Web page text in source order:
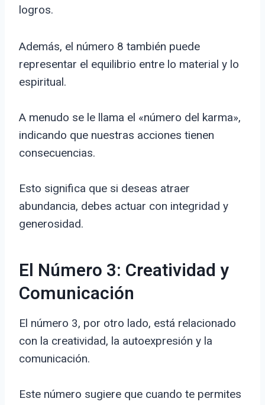
logros.
Además, el número 8 también puede
representar el equilibrio entre lo material y lo
espiritual.
A menudo se le llama el «número del karma»,
indicando que nuestras acciones tienen
consecuencias.
Esto significa que si deseas atraer
abundancia, debes actuar con integridad y
generosidad.
El Número 3: Creatividad y
Comunicación
El número 3, por otro lado, está relacionado
con la creatividad, la autoexpresión y la
comunicación.
Este número sugiere que cuando te permites